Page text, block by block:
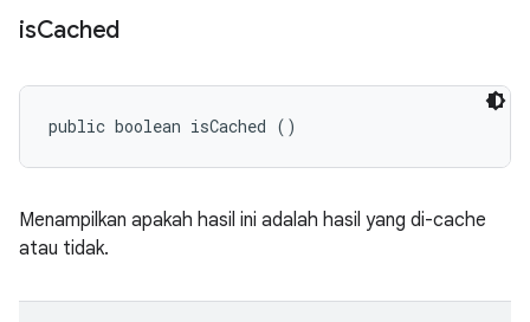
isCached
public boolean isCached ()
Menampilkan apakah hasil ini adalah hasil yang di-cache
atau tidak.